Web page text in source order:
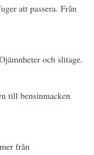
att passera. Från
och slitage.
till bensinmacken
från